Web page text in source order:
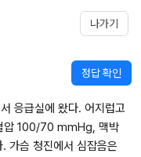
나가기
정답 확인
응급실에 왔다. 어지럽고
압 100/70 mmHg, 맥박
슴 청진에서 심잡음은